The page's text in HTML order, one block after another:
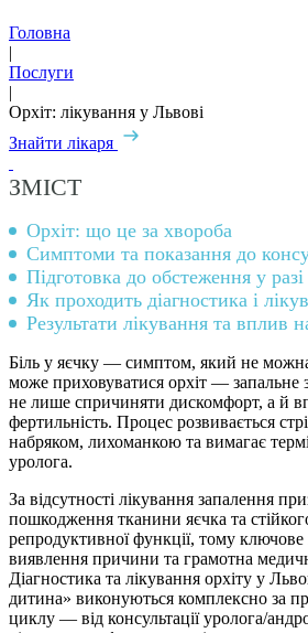
Головна
|
Послуги
|
Орхіт: лікування у Львові
Знайти лікаря
ЗМІСТ
Орхіт: що це за хвороба
Симптоми та показання до
Підготовка до обстеження у
Як проходить діагностика і
Результати лікування та вплив
Біль у яєчку — симптом, який не
може приховуватися орхіт — запальне
не лише спричиняти дискомфорт, а й
фертильність. Процес розвивається
набряком, лихоманкою та вимагає
уролога.
За відсутності лікування запалення
пошкодження тканини яєчка та
репродуктивної функції, тому
виявлення причини та грамотна
Діагностика та лікування орхіту у
дитина» виконуються комплексно за
циклу — від консультації уролога/